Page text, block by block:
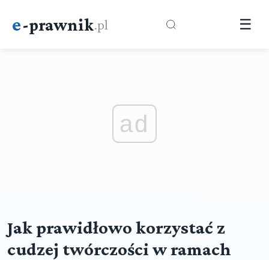
e-prawnik.pl ☰
ad
Jak prawidłowo korzystać z
cudzej twórczości w ramach